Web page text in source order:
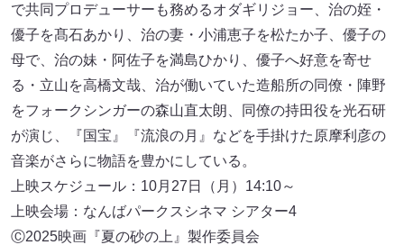
で共同プロデューサーも務めるオダギリジョー、治の姪・
優子を髙石あかり、治の妻・小浦恵子を松たか子、優子の
母で、治の妹・阿佐子を満島ひかり、優子へ好意を寄せ
る・立山を高橋文哉、治が働いていた造船所の同僚・陣野
をフォークシンガーの森山直太朗、同僚の持田役を光石研
が演じ、『国宝』『流浪の月』などを手掛けた原摩利彦の
音楽がさらに物語を豊かにしている。
上映スケジュール：10月27日（月）14:10～
上映会場：なんばパークスシネマ シアター4
Ⓒ2025映画『夏の砂の上』製作委員会